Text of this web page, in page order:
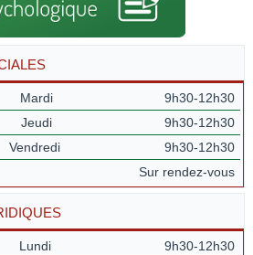
Mardi
9h30-12h30
Jeudi
9h30-12h30
Vendredi
9h30-12h30
Sur rendez-vous
Lundi
9h30-12h30